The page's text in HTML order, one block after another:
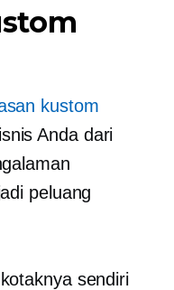
kustom
Anda dari
peluang
sendiri